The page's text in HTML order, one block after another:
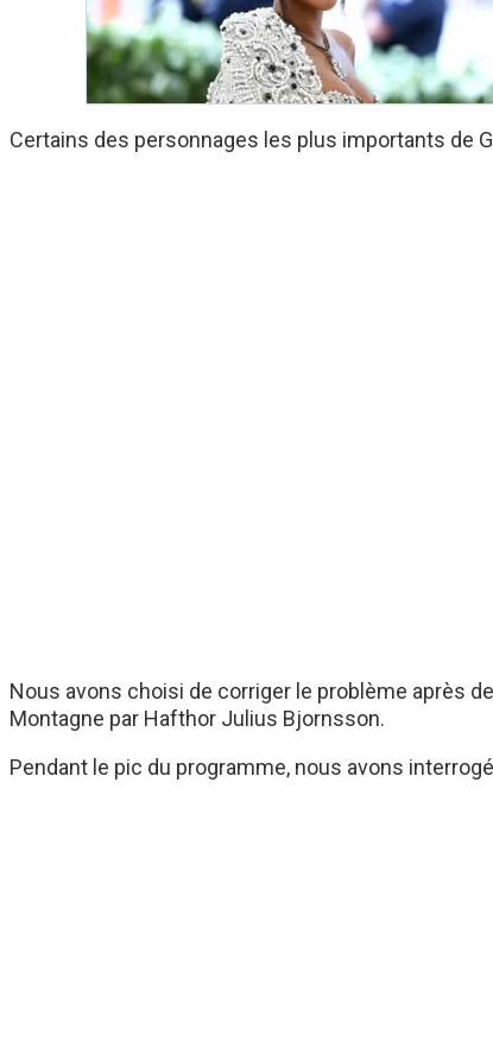
Certains des personnages les plus importants de
Nous avons choisi de corriger le problème après
Montagne par Hafthor Julius Bjornsson.
Pendant le pic du programme, nous avons